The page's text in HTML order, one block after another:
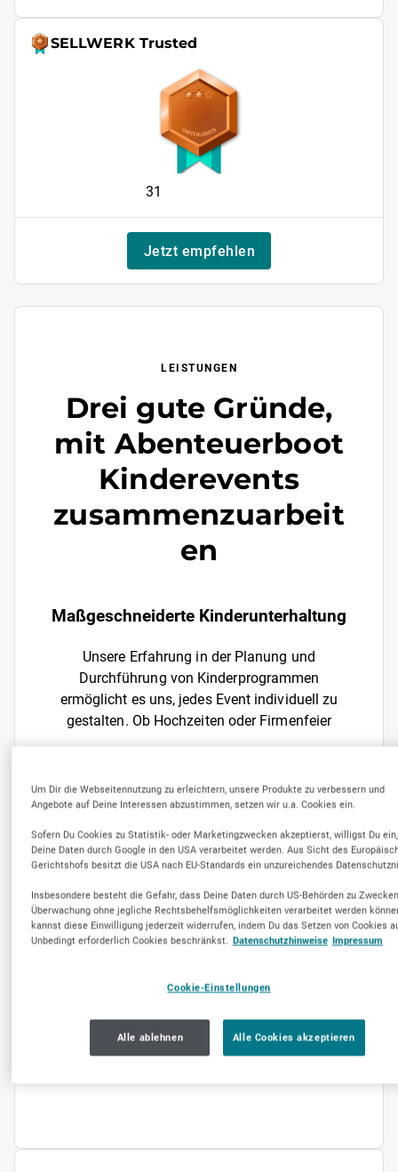
SELLWERK Trusted
31
Jetzt empfehlen
LEISTUNGEN
Drei gute Gründe,
mit Abenteuerboot
Kinderevents
zusammenzuarbeit
en
Maßgeschneiderte Kinderunterhaltung
Unsere Erfahrung in der Planung und
Durchführung von Kinderprogrammen
ermöglicht es uns, jedes Event individuell zu
gestalten. Ob Hochzeiten oder Firmenfeier
Programme
Sicherheit und pädagogischer Mehrwert
stehen bei uns an erster Stelle. Wir fördern
Kreativität, Teamarbeit und körperliche
Aktivität.
Rundum-sorglos-Service
Von der Planung bis zur Umsetzung. Unser
Veranstaltung, damit Sie sich zurücklehnen
und die Feier genießen können.
Um Dir die Webseitennutzung zu erleichtern, unsere Produkte zu verbessern und
Angebote auf Deine Interessen abzustimmen, setzen wir u.a. Cookies ein.
Sofern Du Cookies zu Statistik- oder Marketingzwecken akzeptierst, willigst Du
Deine Daten durch Google in den USA verarbeitet werden. Aus Sicht des
Gerichtshofs besitzt die USA nach EU-Standards ein unzureichendes
Insbesondere besteht die Gefahr, dass Deine Daten durch US-Behörden zu
Überwachung ohne jegliche Rechtsbehelfsmöglichkeiten verarbeitet werden
kannst diese Einwilligung jederzeit widerrufen, indem Du das Setzen von Cookies
Unbedingt erforderlich Cookies beschränkst. Datenschutzhinweise Impressum
Cookie-Einstellungen
Alle ablehnen Alle Cookies akzeptieren